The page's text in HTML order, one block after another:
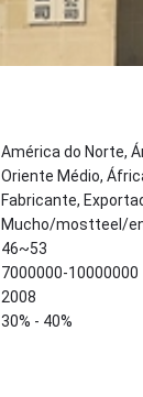
América do Norte,
Oriente Médio,
Fabricante,
Mucho/mostteel/
46~53
7000000-10000000
2008
30% - 40%